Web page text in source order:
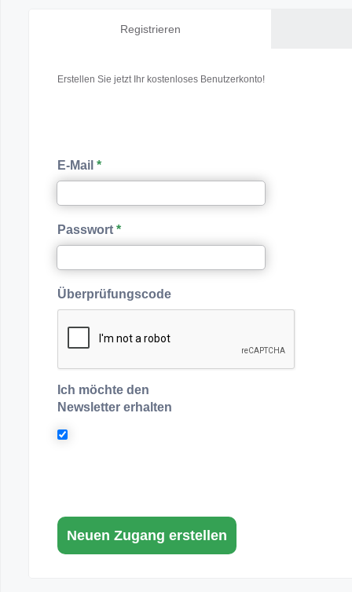
Registrieren
Erstellen Sie jetzt Ihr kostenloses Benutzerkonto!
E-Mail
Passwort
Überprüfungscode
Ich möchte den
Newsletter erhalten